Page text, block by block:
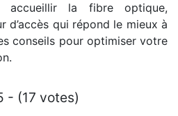
la fibre optique,
d’accès qui répond le mieux à
conseils pour optimiser votre
- (17 votes)